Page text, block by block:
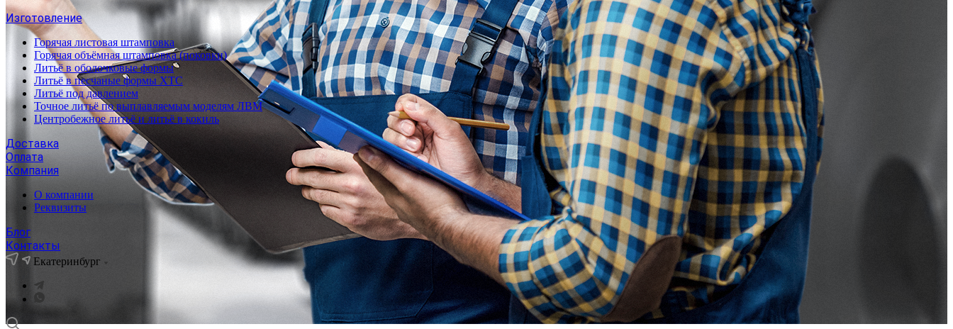
Изготовление
Горячая листовая штамповка
Горячая объёмная штамповка (поковки)
Литьё в оболочковые формы
Литьё в песчаные формы ХТС
Литьё под давлением
Точное литьё по выплавляемым моделям ЛВМ
Центробежное литьё и литьё в кокиль
Доставка
Оплата
Компания
О компании
Реквизиты
Блог
Контакты
Екатеринбург